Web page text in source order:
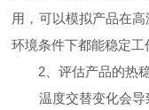
用，可以模拟产品在
环境条件下都能稳定工
2、评估产品的热稳
温度交替变化会导